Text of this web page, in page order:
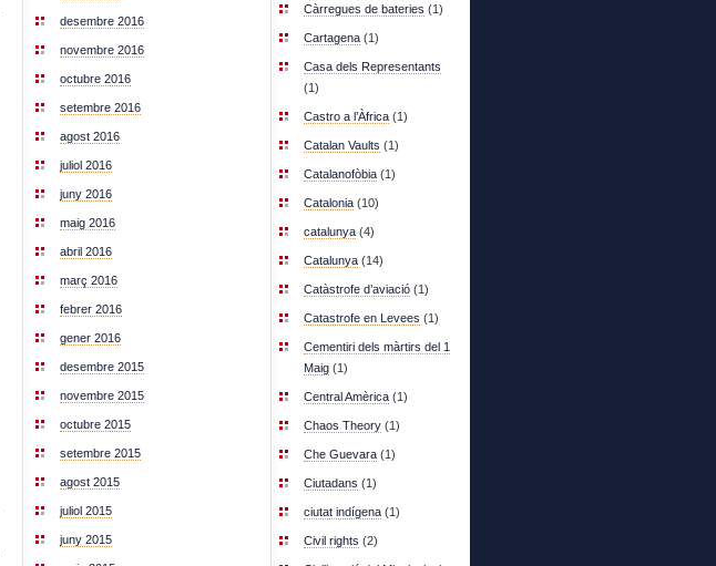
desembre 2016
novembre 2016
octubre 2016
setembre 2016
agost 2016
juliol 2016
juny 2016
maig 2016
abril 2016
març 2016
febrer 2016
gener 2016
desembre 2015
novembre 2015
octubre 2015
setembre 2015
agost 2015
juliol 2015
juny 2015
Càrregues de bateries (1)
Cartagena (1)
Casa dels Representants
(1)
Castro a l’Àfrica (1)
Catalan Vaults (1)
Catalanofòbia (1)
Catalonia (10)
catalunya (4)
Catalunya (14)
Catàstrofe d’aviació (1)
Catastrofe en Levees (1)
Cementiri dels màrtirs del 1
Maig (1)
Central Amèrica (1)
Chaos Theory (1)
Che Guevara (1)
Ciutadans (1)
ciutat indígena (1)
Civil rights (2)